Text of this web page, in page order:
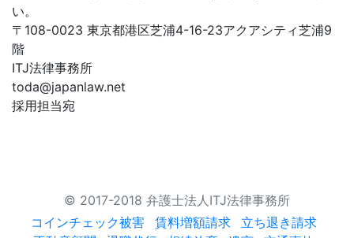
い。
〒108-0023 東京都港区芝浦4-16-23アクアシティ芝浦9
階
ITJ法律事務所
toda@japanlaw.net
採用担当宛
© 2017-2018 弁護士法人ITJ法律事務所
コインチェック被害
賃料増額請求
立ち退き請求